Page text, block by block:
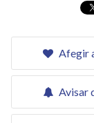
Afegir
Avisar